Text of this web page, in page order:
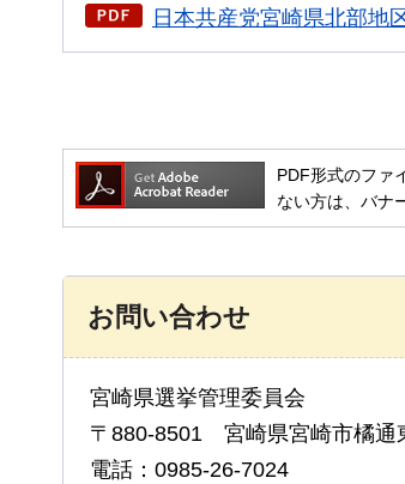
日本共産党宮崎県北部地
PDF形式のファ
ない方は、バナ
お問い合わせ
宮崎県選挙管理委員会
〒880-8501 宮崎県宮崎市橘通
電話：0985-26-7024